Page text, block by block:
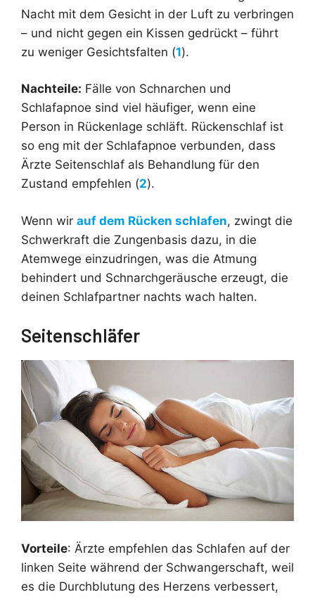
Nacht mit dem Gesicht in der Luft zu verbringen
– und nicht gegen ein Kissen gedrückt – führt
zu weniger Gesichtsfalten (1).
Nachteile: Fälle von Schnarchen und
Schlafapnoe sind viel häufiger, wenn eine
Person in Rückenlage schläft. Rückenschlaf ist
so eng mit der Schlafapnoe verbunden, dass
Ärzte Seitenschlaf als Behandlung für den
Zustand empfehlen (2).
Wenn wir auf dem Rücken schlafen, zwingt die
Schwerkraft die Zungenbasis dazu, in die
Atemwege einzudringen, was die Atmung
behindert und Schnarchgeräusche erzeugt, die
deinen Schlafpartner nachts wach halten.
Seitenschläfer
Vorteile: Ärzte empfehlen das Schlafen auf der
linken Seite während der Schwangerschaft, weil
es die Durchblutung des Herzens verbessert,